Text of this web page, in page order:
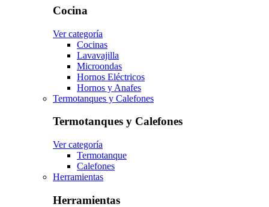
Cocina
Ver categoría
Cocinas
Lavavajilla
Microondas
Hornos Eléctricos
Hornos y Anafes
Termotanques y Calefones
Termotanques y Calefones
Ver categoría
Termotanque
Calefones
Herramientas
Herramientas